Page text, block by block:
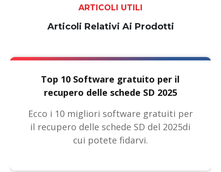
ARTICOLI UTILI
Articoli Relativi Ai Prodotti
Top 10 Software gratuito per il
recupero delle schede SD 2025
Ecco i 10 migliori software gratuiti per
il recupero delle schede SD del 2025di
cui potete fidarvi.